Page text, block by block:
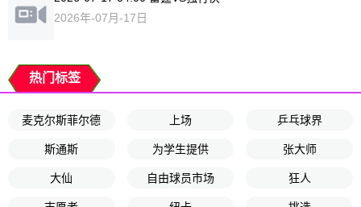
2026年-07月-17日
热门标签
麦克尔斯菲尔德 上场 乒乓球界
斯通斯 为学生提供 张大师
大仙 自由球员市场 狂人